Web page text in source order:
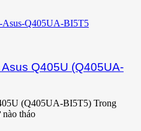
Q405U (Q405UA-
(Q405UA-BI5T5) Trong
tháo